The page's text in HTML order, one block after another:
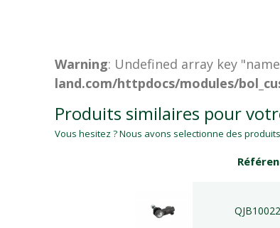
Warning: Undefined array key
land.com/httpdocs/modules/
Produits similaires pour
Vous hesitez ? Nous avons selectionne des